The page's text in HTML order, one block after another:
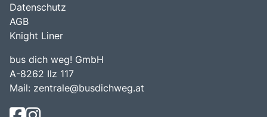
Datenschutz
AGB
Knight Liner
bus dich weg! GmbH
A-8262 Ilz 117
Mail: zentrale@busdichweg.at